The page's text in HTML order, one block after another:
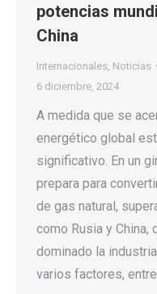
potencias
China
Internacionales Noticias
6 diciembre, 2024
A medida que se
energético global
significativo. En un
prepara para
de gas natural,
como Rusia y China,
dominado la
varios factores,